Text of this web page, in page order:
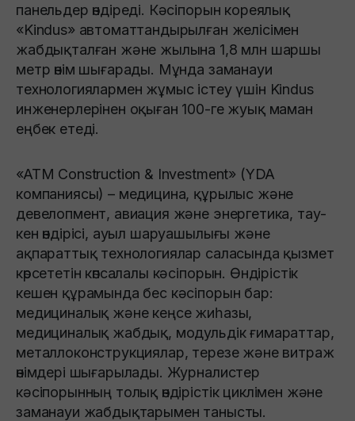
панельдер өндіреді. Кәсіпорын кореялық
«Kindus» автоматтандырылған желісімен
жабдықталған және жылына 1,8 млн шаршы
метр өнім шығарады. Мұнда заманауи
технологиялармен жұмыс істеу үшін Kindus
инженерлерінен оқыған 100-ге жуық маман
еңбек етеді.
«ATM Construction & Investment» (YDA
компаниясы) – медицина, құрылыс және
девелопмент, авиация және энергетика, тау-
кен өндірісі, ауыл шаруашылығы және
ақпараттық технологиялар саласында қызмет
көрсететін көпсалалы кәсіпорын. Өндірістік
кешен құрамында бес кәсіпорын бар:
медициналық және кеңсе жиһазы,
медициналық жабдық, модульдік ғимараттар,
металлоконструкциялар, терезе және витраж
өнімдері шығарылады. Журналистер
кәсіпорынның толық өндірістік циклімен және
заманауи жабдықтарымен танысты.